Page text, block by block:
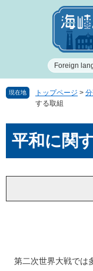
で
ば
Foreign
現在地 トップページ >
する取組
文平和に関
第二次世界大戦では